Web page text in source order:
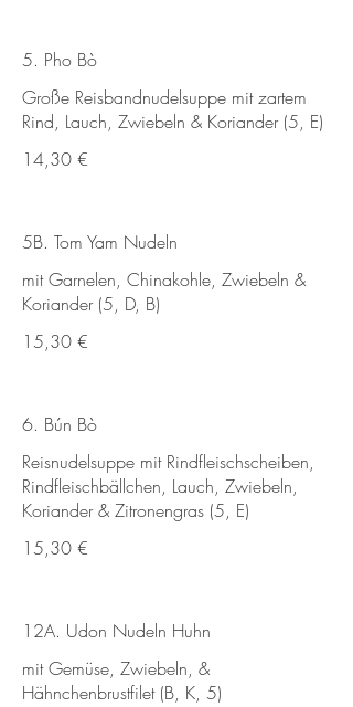
5. Pho Bò
Große Reisbandnudel­suppe mit zartem
Rind, Lauch, Zwiebeln & Koriander (5, E)
14,30 €
5B. Tom Yam Nudeln
mit Garnelen, Chinakohle, Zwiebeln &
Koriander (5, D, B)
15,30 €
6. Bún Bò
Reisnudelsuppe mit Rindfleischscheiben,
Rindfleischbällchen, Lauch, Zwiebeln,
Koriander & Zitronengras (5, E)
15,30 €
12A. Udon Nudeln Huhn
mit Gemüse, Zwiebeln, &
Hähnchenbrustfilet (B, K, 5)